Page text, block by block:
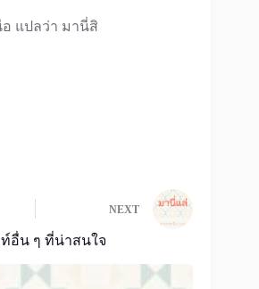
แปลว่า มานี่สิ
NEXT
อื่น ๆ ที่น่าสนใจ